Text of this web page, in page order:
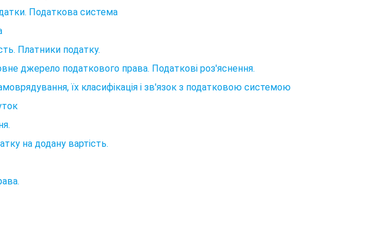
Податкова система
Платники податку.
джерело податкового права. Податкові роз'яснення.
їх класифікація і зв'язок з податковою системою
на додану вартість.